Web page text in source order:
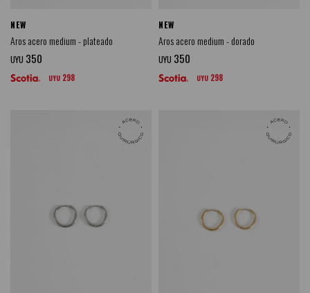
NEW
Aros acero medium - plateado
UYU 350
UYU 298
NEW
Aros acero medium - dorado
UYU 350
UYU 298